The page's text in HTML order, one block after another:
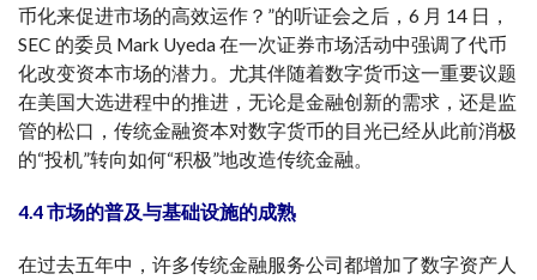
币化来促进市场的高效运作？”的听证会之后，6 月 14 日，
SEC 的委员 Mark Uyeda 在一次证券市场活动中强调了代币
化改变资本市场的潜力。尤其伴随着数字货币这一重要议题
在美国大选进程中的推进，无论是金融创新的需求，还是监
管的松口，传统金融资本对数字货币的目光已经从此前消极
的“投机”转向如何“积极”地改造传统金融。
4.4 市场的普及与基础设施的成熟
在过去五年中，许多传统金融服务公司都增加了数字资产人